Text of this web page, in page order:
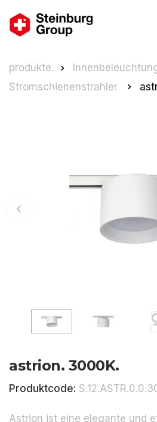
produkte.
Stromschienenstrahler
astrion. 3000K.
Produktcode:
Astrion ist eine elegante und